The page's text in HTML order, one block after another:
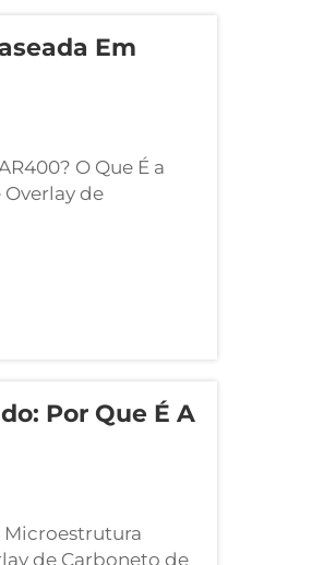
Em
O Que É a
Overlay de
base inferior de
carboneto de
Por Que É A
Microestrutura
de Carboneto de